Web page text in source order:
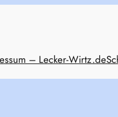
– Lecker-Wirtz.de